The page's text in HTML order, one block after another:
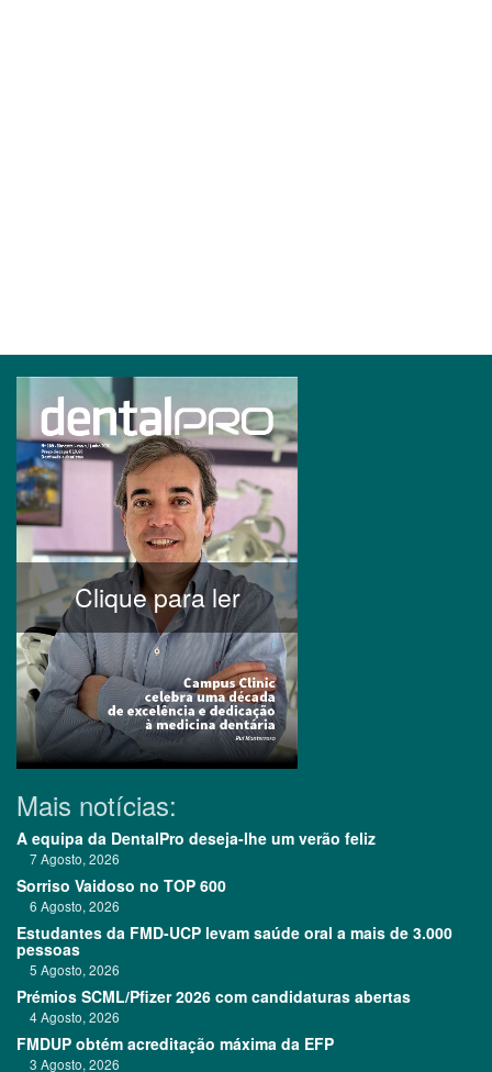
Clique para ler
Mais notícias:
A equipa da DentalPro deseja-lhe um verão feliz
7 Agosto, 2026
Sorriso Vaidoso no TOP 600
6 Agosto, 2026
Estudantes da FMD-UCP levam saúde oral a mais de 3.000
pessoas
5 Agosto, 2026
Prémios SCML/Pfizer 2026 com candidaturas abertas
4 Agosto, 2026
FMDUP obtém acreditação máxima da EFP
3 Agosto, 2026